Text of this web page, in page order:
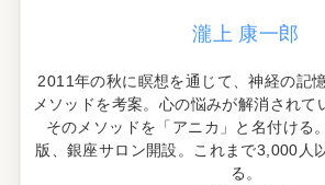
瀧上 康一郎
2011年の秋に瞑想を通じて、神経の記
メソッドを考案。心の悩みが解消されて
そのメソッドを「アニカ」と名付ける
版、銀座サロン開設。これまで3,000人
る。